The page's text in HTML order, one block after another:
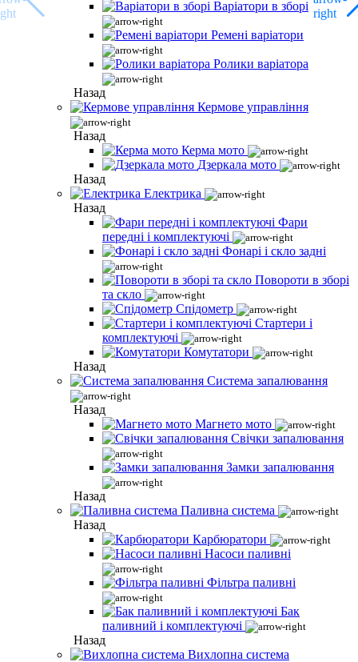
Варіатори в зборі
Ремені варіатори
Ролики варіатора
Назад
Кермове управління
Назад
Керма мото
Дзеркала мото
Назад
Електрика
Назад
Фари
передні і комплектуючі
Фонарі і скло задні
Повороти в зборі
та скло
Спідометр
Стартери і
комплектуючі
Комутатори
Назад
Система запалювання
Назад
Магнето мото
Свічки запалювання
Замки запалювання
Назад
Паливна система
Назад
Карбюратори
Насоси паливні
Фільтра паливні
Бак
паливний і комплектуючі
Назад
Вихлопна система